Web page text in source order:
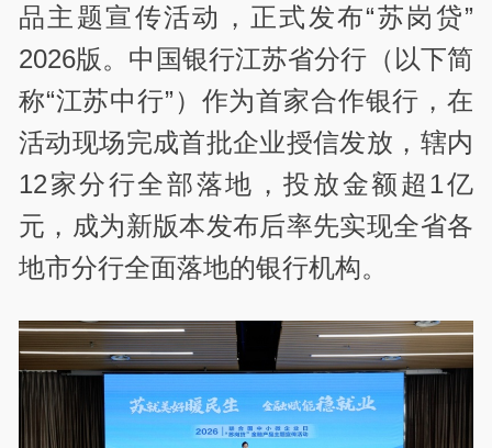
品主题宣传活动，正式发布“苏岗贷”
2026版。中国银行江苏省分行（以下简
称“江苏中行”）作为首家合作银行，在
活动现场完成首批企业授信发放，辖内
12家分行全部落地，投放金额超1亿
元，成为新版本发布后率先实现全省各
地市分行全面落地的银行机构。